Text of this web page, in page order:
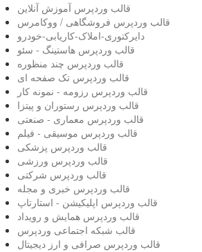
قالب وردپرس آموزش آنلاین
قالب وردپرس فروشگاهی / ووکامرس
دایرکتوری-املاک-کاریابی-خودرو
قالب وردپرس هاستینگ - سئو
قالب وردپرس چند منظوره
قالب وردپرس تک صفحه ای
قالب وردپرس رزومه - نمونه کار
قالب وردپرس رستوران و پیتزا
قالب وردپرس معماری - صنعتی
قالب وردپرس موسیقی - فیلم
قالب وردپرس پزشکی
قالب وردپرس ورزشی
قالب وردپرس شرکتی
قالب وردپرس خبری و مجله
قالب وردپرس اپلیکیشن - استارتاپ
قالب وردپرس همایش و رویداد
قالب شبکه اجتماعی وردپرس
قالب وردپرس صرافی و ارز دیجیتال